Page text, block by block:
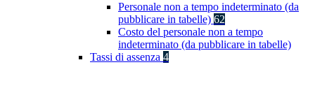
Personale non a tempo indeterminato (da
pubblicare in tabelle) 62
Costo del personale non a tempo
indeterminato (da pubblicare in tabelle)
Tassi di assenza 4